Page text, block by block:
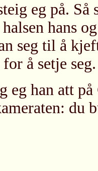
eg på.
hans
seg til å
å setje seg.
eg han att
du